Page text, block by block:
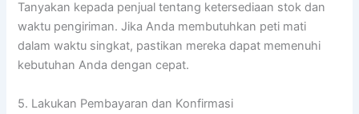
Tanyakan kepada penjual tentang ketersediaan stok dan
waktu pengiriman. Jika Anda membutuhkan peti mati
dalam waktu singkat, pastikan mereka dapat memenuhi
kebutuhan Anda dengan cepat.
5. Lakukan Pembayaran dan Konfirmasi